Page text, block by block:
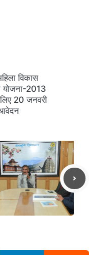
विकास
योजना-2013
20 जनवरी